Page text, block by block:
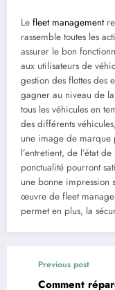
Le fleet management
rassemble toutes les
assurer le bon
aux utilisateurs de
gestion des flottes des
gagner au niveau de
tous les véhicules en
des différents
une image de marque
l’entretient, de l’état
ponctualité pourront
une bonne impression
œuvre de fleet
permet en plus, la
Previous post
Comment